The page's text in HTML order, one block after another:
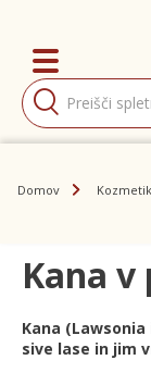
Products
search
Domov
Kana v
Kana
sive lase in jim